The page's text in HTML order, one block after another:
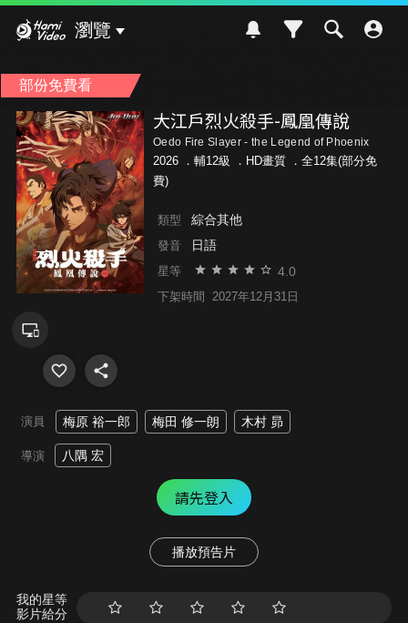
瀏覽
部份免費看
大江戶烈火殺手-鳳凰傳說
Oedo Fire Slayer - the Legend of Phoenix
2026 ． 輔12級
．HD畫質 ．全12集(部分免
費)
類型 綜合其他
發音 日語
星等 4.0
下架時間 2027年12月31日
演員 梅原 裕一郎 梅田 修一朗 木村 昴
導演 八隅 宏
請先登入
播放預告片
我的星等
影片給分